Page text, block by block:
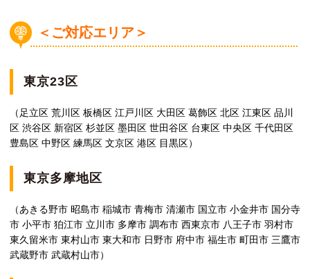
＜ご対応エリア＞
東京23区
（足立区 荒川区 板橋区 江戸川区 大田区 葛飾区 北区 江東区 品川
区 渋谷区 新宿区 杉並区 墨田区 世田谷区 台東区 中央区 千代田区
豊島区 中野区 練馬区 文京区 港区 目黒区）
東京多摩地区
（あきる野市 昭島市 稲城市 青梅市 清瀬市 国立市 小金井市 国分寺
市 小平市 狛江市 立川市 多摩市 調布市 西東京市 八王子市 羽村市
東久留米市 東村山市 東大和市 日野市 府中市 福生市 町田市 三鷹市
武蔵野市 武蔵村山市）